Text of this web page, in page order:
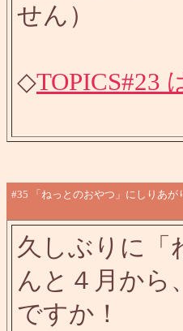
せん）
◇TOPICS#23
#35 「ねっとのおやつ」にしりあが
久しぶりに「
んと４月から
ですか！